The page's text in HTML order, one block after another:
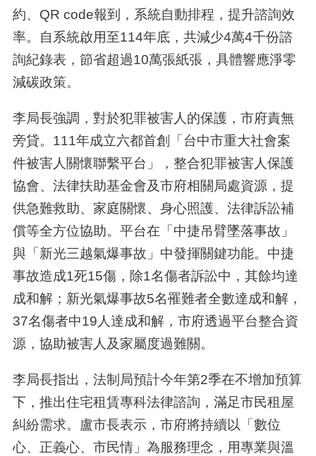
約、QR code報到，系統自動排程，提升諮詢效
率。自系統啟用至114年底，共減少4萬4千份諮
詢紀錄表，節省超過10萬張紙張，具體響應淨零
減碳政策。
李局長強調，對於犯罪被害人的保護，市府責無
旁貸。111年成立六都首創「台中市重大社會案
件被害人關懷聯繫平台」，整合犯罪被害人保護
協會、法律扶助基金會及市府相關局處資源，提
供急難救助、家庭關懷、身心照護、法律訴訟補
償等全方位協助。平台在「中捷吊臂墜落事故」
與「新光三越氣爆事故」中發揮關鍵功能。中捷
事故造成1死15傷，除1名傷者訴訟中，其餘均達
成和解；新光氣爆事故5名罹難者全數達成和解，
37名傷者中19人達成和解，市府透過平台整合資
源，協助被害人及家屬度過難關。
李局長指出，法制局預計今年第2季在不增加預算
下，推出住宅租賃專科法律諮詢，滿足市民租屋
糾紛需求。盧市長表示，市府將持續以「數位
心、正義心、市民情」為服務理念，用專業與溫